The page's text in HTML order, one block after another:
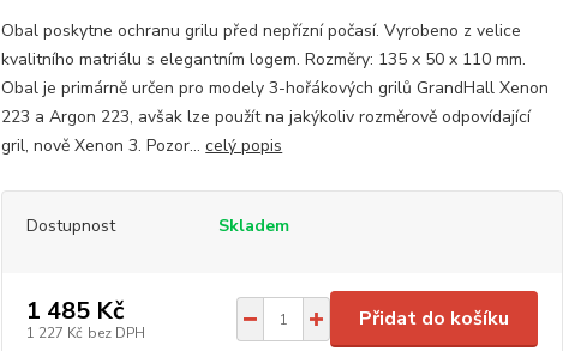
Obal poskytne ochranu grilu před nepřízní počasí. Vyrobeno z velice
kvalitního matriálu s elegantním logem. Rozměry: 135 x 50 x 110 mm.
Obal je primárně určen pro modely 3-hořákových grilů GrandHall Xenon
223 a Argon 223, avšak lze použít na jakýkoliv rozměrově odpovídající
gril, nově Xenon 3. Pozor...celý popis
Dostupnost Skladem
1 485 Kč
1 227 Kč bez DPH
Přidat do košíku